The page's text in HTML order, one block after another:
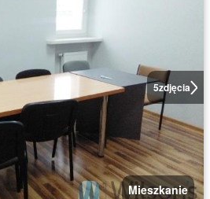
5zdjęcia
Mieszkanie